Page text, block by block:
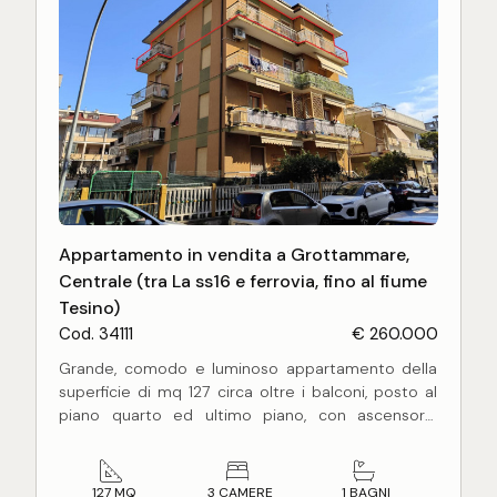
zona notte.
L'abitazione è sita nel cuore del centro cittadino,
con tutti i negozi e i servizi a portata di mano, a
150 mt dal mare e a due passi da San Benedetto
del Tronto.
L'appartamento è ideale, sia per una comoda
abitazione residenziale che turistica.
Appartamento in vendita a Grottammare,
Centrale (tra La ss16 e ferrovia, fino al fiume
Tesino)
Cod. 34111 € 260.000
Grande, comodo e luminoso appartamento della
superficie di mq 127 circa oltre i balconi, posto al
piano quarto ed ultimo piano, con ascensore,
abitabile, tre camere da letto matrimoniali, un
bagno, 2 balconi per complessivi mq 14 circa.
127 MQ 3 CAMERE 1 BAGNI